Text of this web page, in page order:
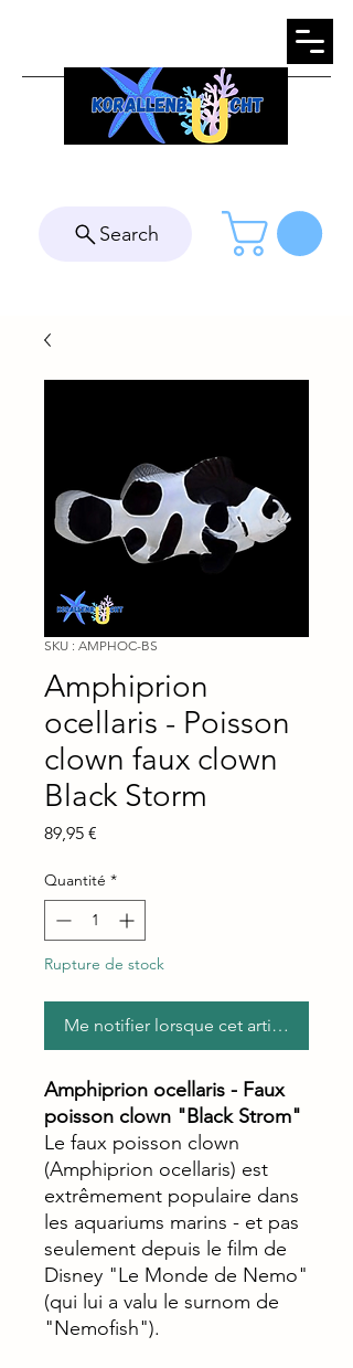
Search
SKU : AMPHOC-BS
Amphiprion
ocellaris - Poisson
clown faux clown
Black Storm
89,95 €
Quantité *
Rupture de stock
Me notifier lorsque cet article est
Amphiprion ocellaris - Faux
poisson clown "Black Strom"
Le faux poisson clown
(Amphiprion ocellaris) est
extrêmement populaire dans
les aquariums marins - et pas
seulement depuis le film de
Disney "Le Monde de Nemo"
(qui lui a valu le surnom de
"Nemofish").